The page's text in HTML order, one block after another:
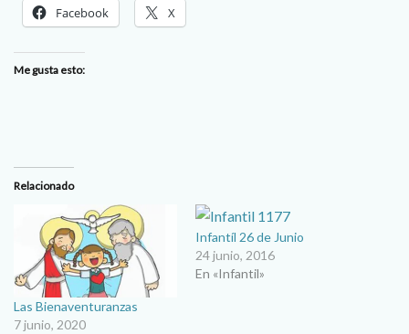
Facebook X
Me gusta esto:
Relacionado
Las Bienaventuranzas
7 junio, 2020
Infantíl 26 de Junio
24 junio, 2016
En «Infantil»